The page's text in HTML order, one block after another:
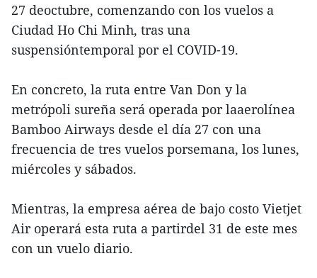
27 deoctubre, comenzando con los vuelos a
Ciudad Ho Chi Minh, tras una
suspensióntemporal por el COVID-19.
En concreto, la ruta entre Van Don y la
metrópoli sureña será operada por laaerolínea
Bamboo Airways desde el día 27 con una
frecuencia de tres vuelos porsemana, los lunes,
miércoles y sábados.
Mientras, la empresa aérea de bajo costo Vietjet
Air operará esta ruta a partirdel 31 de este mes
con un vuelo diario.